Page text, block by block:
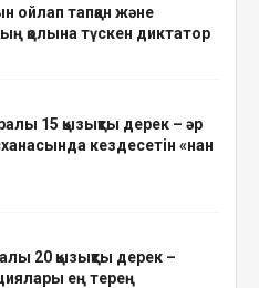
ойлап тапқан және
қолына түскен диктатор
15 қызықты дерек – әр
кездесетін «нан
20 қызықты дерек –
ең терең